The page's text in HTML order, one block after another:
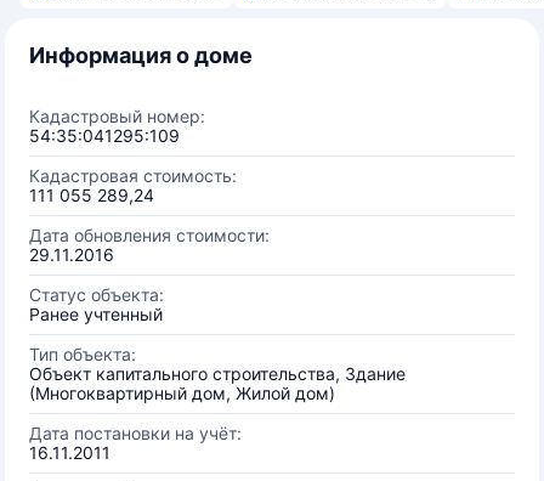
Информация о доме
Кадастровый номер:
54:35:041295:109
Кадастровая стоимость:
111 055 289,24
Дата обновления стоимости:
29.11.2016
Статус объекта:
Ранее учтенный
Тип объекта:
Объект капитального строительства, Здание
(Многоквартирный дом, Жилой дом)
Дата постановки на учёт:
16.11.2011